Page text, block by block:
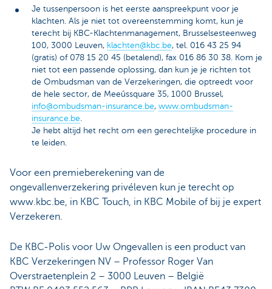
Je tussenpersoon is het eerste aanspreekpunt voor je
klachten. Als je niet tot overeenstemming komt, kun je
terecht bij KBC-Klachtenmanagement, Brusselsesteenweg
100, 3000 Leuven, klachten@kbc.be, tel. 016 43 25 94
(gratis) of 078 15 20 45 (betalend), fax 016 86 30 38. Kom je
niet tot een passende oplossing, dan kun je je richten tot
de Ombudsman van de Verzekeringen, die optreedt voor
de hele sector, de Meeûssquare 35, 1000 Brussel,
info@ombudsman-insurance.be, www.ombudsman-
insurance.be.
Je hebt altijd het recht om een gerechtelijke procedure in
te leiden.
Voor een premieberekening van de
ongevallenverzekering privéleven kun je terecht op
www.kbc.be, in KBC Touch, in KBC Mobile of bij je expert
Verzekeren.
De KBC-Polis voor Uw Ongevallen is een product van
KBC Verzekeringen NV – Professor Roger Van
Overstraetenplein 2 – 3000 Leuven – België